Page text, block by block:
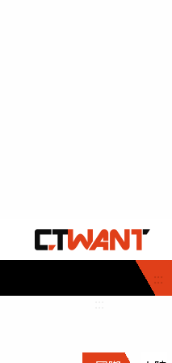
:::
社會首頁
時事
調查